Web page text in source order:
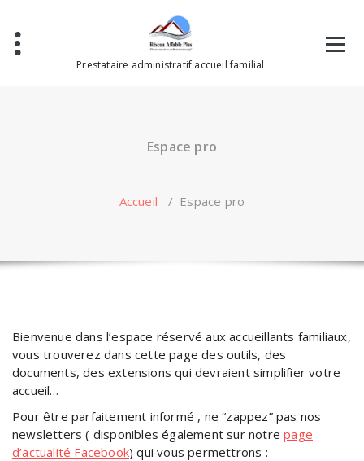
contenu
Prestataire administratif accueil familial
Espace pro
Accueil / Espace pro
Bienvenue dans l’espace réservé aux accueillants familiaux,
vous trouverez dans cette page des outils, des
documents, des extensions qui devraient simplifier votre
accueil…
Pour être parfaitement informé , ne “zappez” pas nos
newsletters ( disponibles également sur notrepage
d’actualité Facebook) qui vous permettrons :